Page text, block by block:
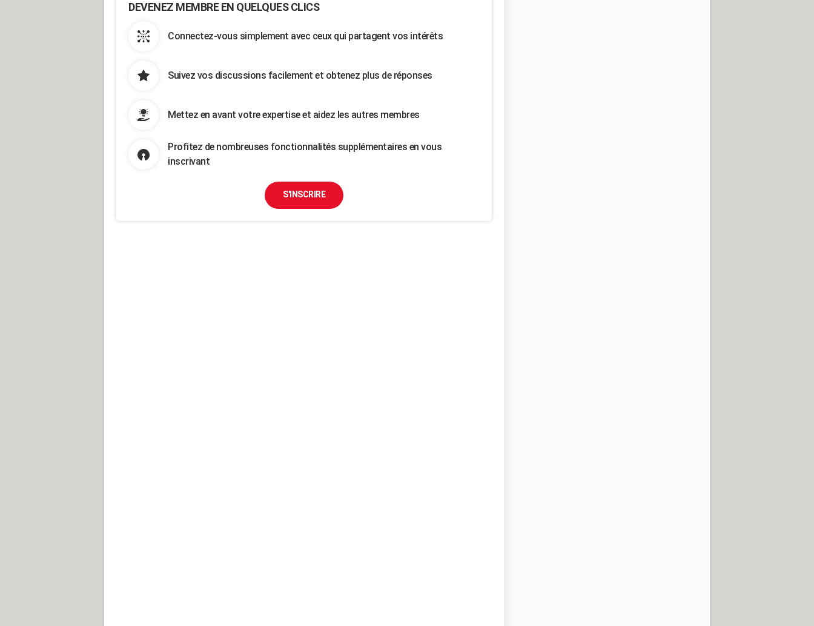
DEVENEZ MEMBRE EN QUELQUES CLICS
Connectez-vous simplement avec ceux qui partagent vos intérêts
Suivez vos discussions facilement et obtenez plus de réponses
Mettez en avant votre expertise et aidez les autres membres
Profitez de nombreuses fonctionnalités supplémentaires en vous
inscrivant
S'INSCRIRE